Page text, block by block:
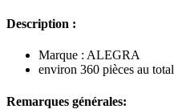
Description :
Marque : ALEGRA
environ 360 pièces au total
Remarques générales: